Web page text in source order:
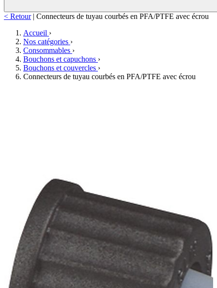
< Retour | Connecteurs de tuyau courbés en PFA/PTFE avec écrou
Accueil ›
Nos catégories ›
Consommables ›
Bouchons et capuchons ›
Bouchons et couvercles ›
Connecteurs de tuyau courbés en PFA/PTFE avec écrou